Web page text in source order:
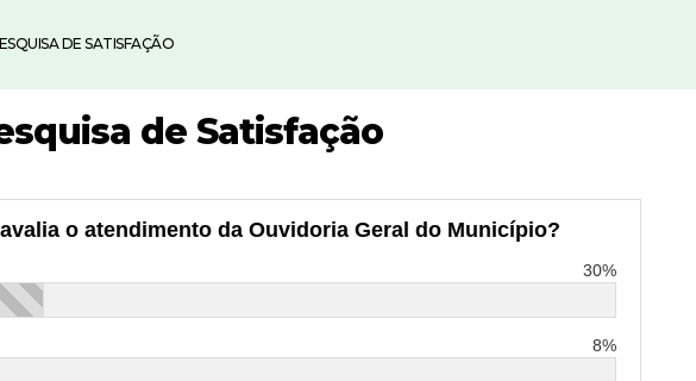
DE SATISFAÇÃO
de Satisfação
o atendimento da Ouvidoria Geral do Município?
30%
8%